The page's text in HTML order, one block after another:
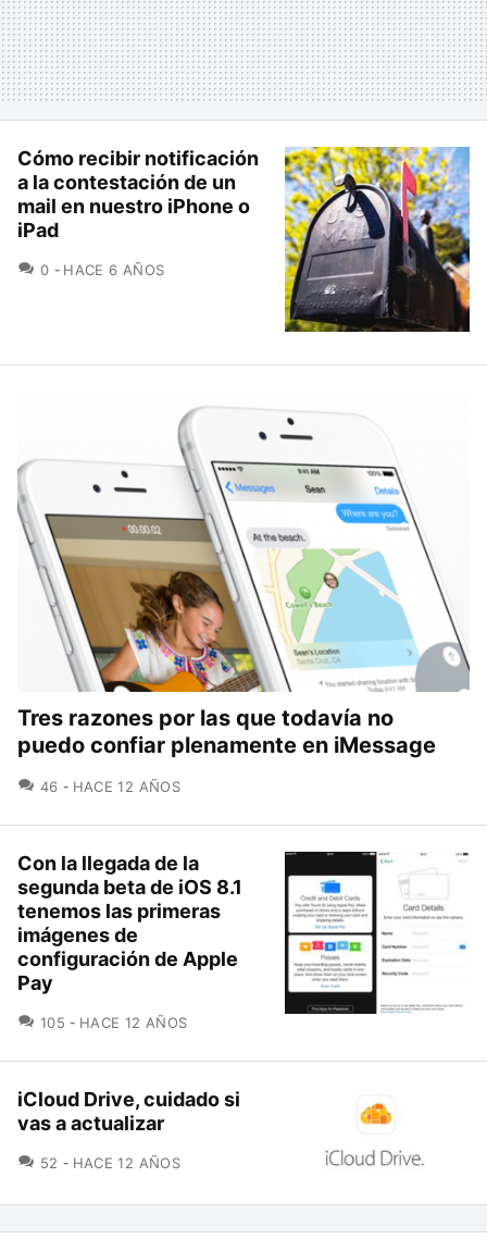
Cómo recibir notificación
a la contestación de un
mail en nuestro iPhone o
iPad
0 COMENTARIOS
HACE 6 AÑOS
Tres razones por las que todavía no
puedo confiar plenamente en iMessage
46 COMENTARIOS
HACE 12 AÑOS
Con la llegada de la
segunda beta de iOS 8.1
tenemos las primeras
imágenes de
configuración de Apple
Pay
105 COMENTARIOS
HACE 12 AÑOS
iCloud Drive, cuidado si
vas a actualizar
52 COMENTARIOS
HACE 12 AÑOS